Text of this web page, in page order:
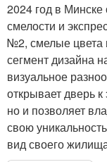
2024 год в
смелости и
№2, смелые цвета
сегмент дизайна
визуальное
открывает дверь
но и позволяет
свою
вид своего